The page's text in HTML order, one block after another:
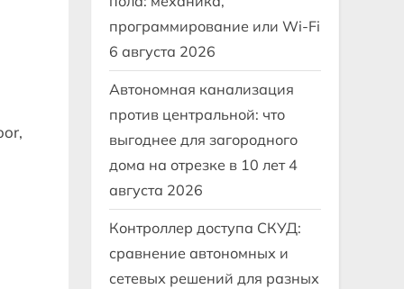
программирование или Wi-Fi
6 августа 2026
Автономная канализация
против центральной: что
выгоднее для загородного
дома на отрезке в 10 лет 4
августа 2026
Контроллер доступа СКУД:
сравнение автономных и
сетевых решений для разных